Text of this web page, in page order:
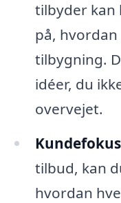
tilbyder kan
på,
tilbygning.
idéer, du
overvejet.
tilbud, kan
hvordan